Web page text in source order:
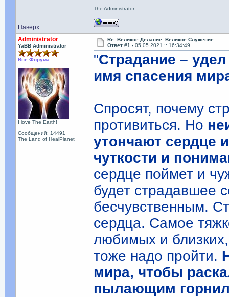
Наверх
The Administrator.
Administrator
YaBB Administrator
Вне Форума
I love The Earth!
Сообщений: 14491
The Land of HealPlanet
Re: Великое Делание. Великое Служение.
Ответ #1 -05.05.2021 :: 16:34:49
"Страдание –
имя спасения
Спросят, почему
противиться. Но
утончают сердце
чуткости и
сердце поймет и
будет страдавшее
бесчувственным.
сердца. Самое
любимых и
тоже надо пройти.
мира, чтобы
пылающим